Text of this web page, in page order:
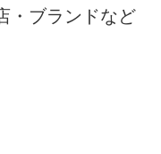
・ブランドなど